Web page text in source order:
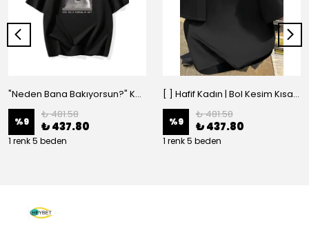
"Neden Bana Bakıyorsun?" Komik Kedi Grafik Tişört - Dijital Baskılı Siyah Bol - Siyah
%9
₺ 481.58
₺ 437.80
1 renk 5 beden
[ ] Hafif Kadın | Bol Kesim Kısa Kollu Yuvarlak Yaka Eğlenceli Karikatür Ayı ve - Siyah
%9
₺ 481.58
₺ 437.80
1 renk 5 beden